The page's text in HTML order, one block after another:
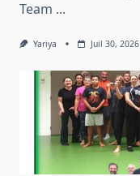
Team ...
Yariya Juil 30, 2026